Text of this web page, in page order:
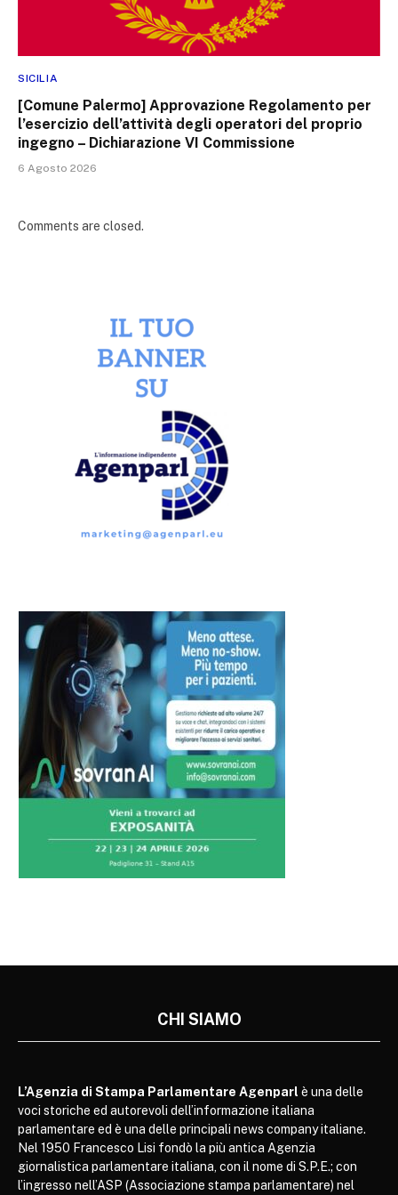
SICILIA
[Comune Palermo] Approvazione Regolamento per
l’esercizio dell’attività degli operatori del proprio
ingegno – Dichiarazione VI Commissione
6 Agosto 2026
Comments are closed.
CHI SIAMO
L’Agenzia di Stampa Parlamentare Agenparl è una delle
voci storiche ed autorevoli dell’informazione italiana
parlamentare ed è una delle principali news company italiane.
Nel 1950 Francesco Lisi fondò la più antica Agenzia
giornalistica parlamentare italiana, con il nome di S.P.E.; con
l’ingresso nell’ASP (Associazione stampa parlamentare) nel